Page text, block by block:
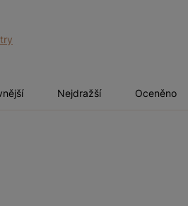
Nejdražší Oceněno